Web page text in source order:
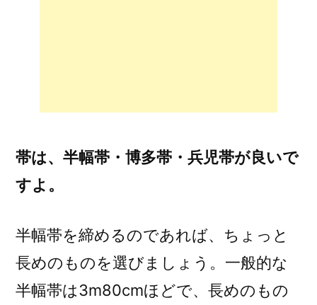
帯は、半幅帯・博多帯・兵児帯が良いで
すよ。
半幅帯を締めるのであれば、ちょっと
長めのものを選びましょう。一般的な
半幅帯は3m80cmほどで、長めのもの